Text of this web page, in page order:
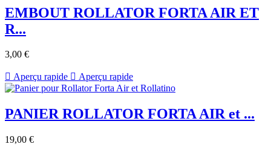
EMBOUT ROLLATOR FORTA AIR ET
R...
3,00 €
 Aperçu rapide  Aperçu rapide
PANIER ROLLATOR FORTA AIR et ...
19,00 €